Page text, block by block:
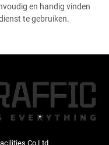
en handig vinden
te gebruiken.
Co,Ltd